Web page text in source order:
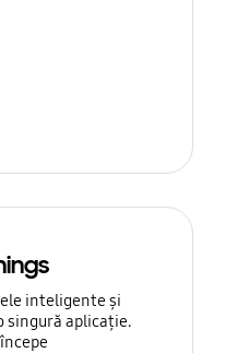
inteligente și
singură aplicație.